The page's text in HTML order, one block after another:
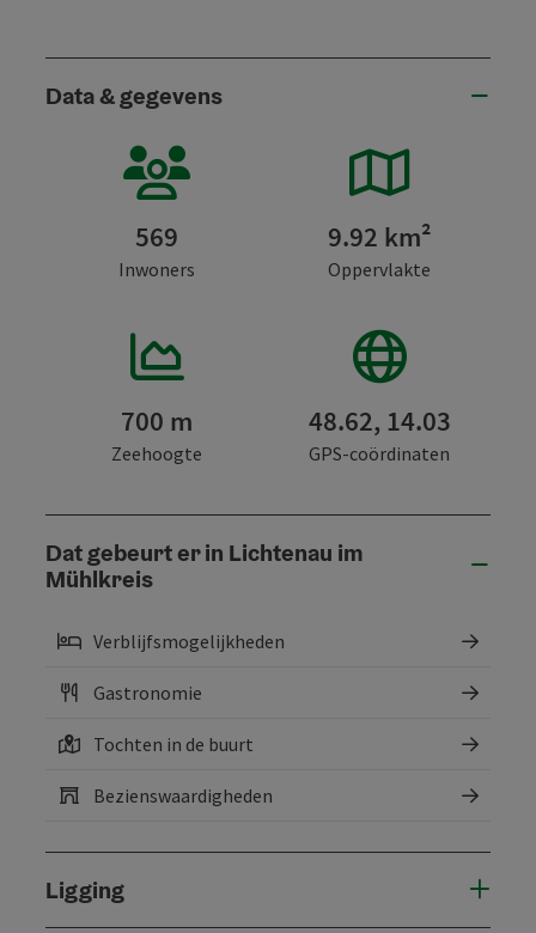
Data & gegevens
569
Inwoners
9.92 km²
Oppervlakte
700 m
Zeehoogte
48.62, 14.03
GPS-coördinaten
Dat gebeurt er in Lichtenau im
Mühlkreis
Verblijfsmogelijkheden
Gastronomie
Tochten in de buurt
Bezienswaardigheden
Ligging